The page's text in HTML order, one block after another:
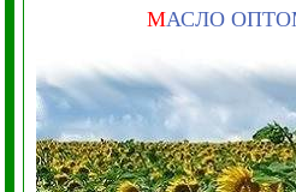
МАСЛО